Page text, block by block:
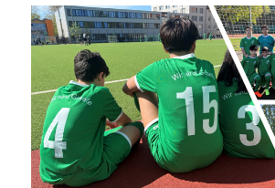
den
Jahrgangsstufen